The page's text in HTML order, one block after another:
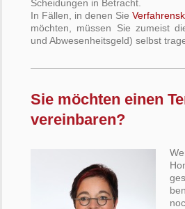
Scheidungen in Betracht.
In Fällen, in denen Sie
möchten, müssen Sie zumeist
und Abwesenheitsgeld) selbst
Sie möchten einen
vereinbaren?